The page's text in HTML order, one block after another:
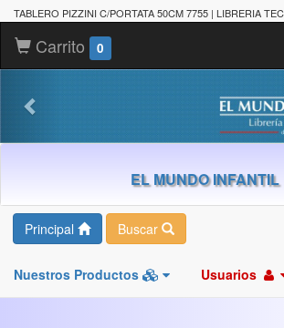
TABLERO PIZZINI C/PORTATA 50CM 7755 | LIBRERIA
Carrito 0
EL MUNDO INFANTIL
Principal Buscar
Nuestros Productos Usuarios